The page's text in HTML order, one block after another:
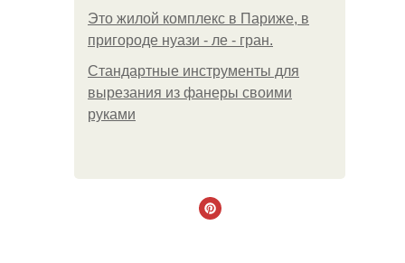
Это жилой комплекс в Париже, в
пригороде нуази - ле - гран.
Стандартные инструменты для
вырезания из фанеры своими
руками